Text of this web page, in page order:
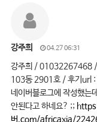
강주희 04.27 06:31
강주희 / 01032267468 /
103동 2901호 / 후기url :
네이버블로그에 작성했는
안된다고 하네요? ;;
버.com/africaxia/